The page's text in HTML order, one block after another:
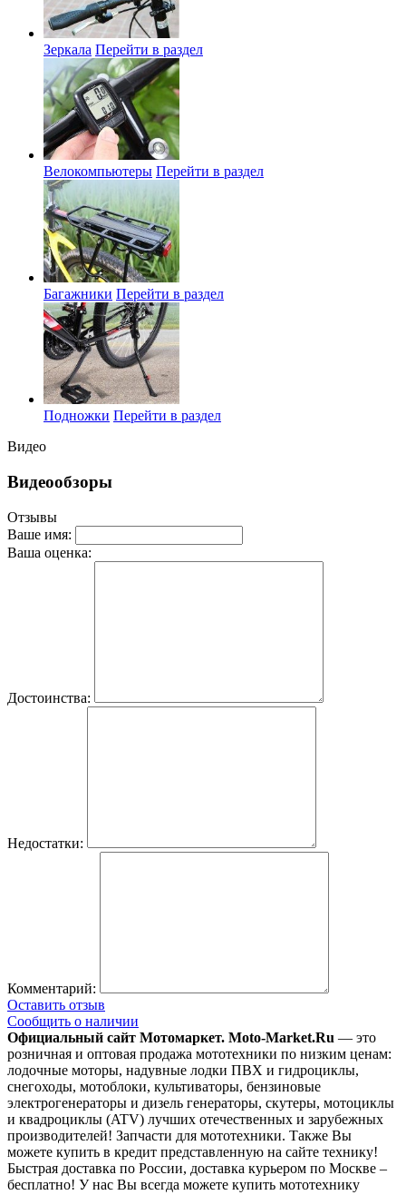
Зеркала Перейти в раздел
Велокомпьютеры Перейти в раздел
Багажники Перейти в раздел
Подножки Перейти в раздел
Видео
Видеообзоры
Отзывы
Ваше имя:
Ваша оценка:
Достоинства:
Недостатки:
Комментарий:
Оставить отзыв
Сообщить о наличии
Официальный сайт Мотомаркет. Moto-Market.Ru — это
розничная и оптовая продажа мототехники по низким ценам:
лодочные моторы, надувные лодки ПВХ и гидроциклы,
снегоходы, мотоблоки, культиваторы, бензиновые
электрогенераторы и дизель генераторы, скутеры, мотоциклы
и квадроциклы (ATV) лучших отечественных и зарубежных
производителей! Запчасти для мототехники. Также Вы
можете купить в кредит представленную на сайте технику!
Быстрая доставка по России, доставка курьером по Москве –
бесплатно! У нас Вы всегда можете купить мототехнику